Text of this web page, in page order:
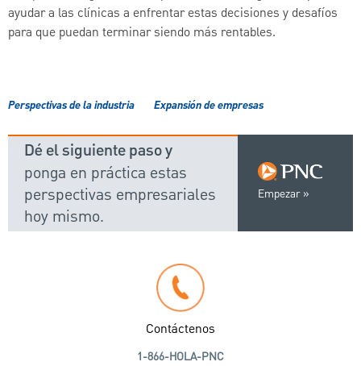
ayudar a las clínicas a enfrentar estas decisiones y desafíos
para que puedan terminar siendo más rentables.
Perspectivas de la industria Expansión de empresas
Empezar
Dé el siguiente paso y
ponga en práctica estas
perspectivas empresariales
hoy mismo.
Contáctenos
1-866-HOLA-PNC